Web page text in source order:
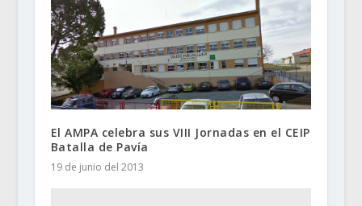
El AMPA celebra sus VIII Jornadas en el CEIP
Batalla de Pavía
19 de junio del 2013